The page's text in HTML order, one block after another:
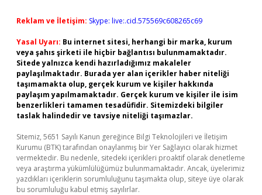
Reklam ve İletişim: Skype: live:.cid.575569c608265c69
Yasal Uyarı: Bu internet sitesi, herhangi bir marka, kurum
veya şahıs şirketi ile hiçbir bağlantısı bulunmamaktadır.
Sitede yalnızca kendi hazırladığımız makaleler
paylaşılmaktadır. Burada yer alan içerikler haber niteliği
taşımamakta olup, gerçek kurum ve kişiler hakkında
paylaşım yapılmamaktadır. Gerçek kurum ve kişiler ile isim
benzerlikleri tamamen tesadüfidir. Sitemizdeki bilgiler
taslak halindedir ve tavsiye niteliği taşımazlar.
Sitemiz, 5651 Sayılı Kanun gereğince Bilgi Teknolojileri ve İletişim
Kurumu (BTK) tarafından onaylanmış bir Yer Sağlayıcı olarak hizmet
vermektedir. Bu nedenle, sitedeki içerikleri proaktif olarak denetleme
veya araştırma yükümlülüğümüz bulunmamaktadır. Ancak, üyelerimiz
yazdıkları içeriklerin sorumluluğunu taşımakta olup, siteye üye olarak
bu sorumluluğu kabul etmiş sayılırlar.